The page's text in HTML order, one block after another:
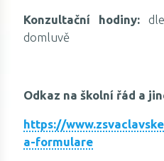
Konzultační hodiny:
domluvě
Odkaz na školní řád a
https://
a-formulare